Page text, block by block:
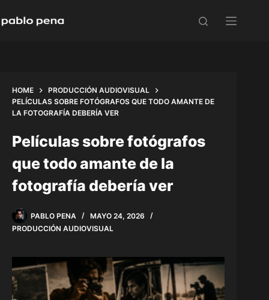
to
HOME
PRODUCCIÓN AUDIOVISUAL
PELÍCULAS SOBRE FOTÓGRAFOS QUE TODO AMANTE DE
LA FOTOGRAFÍA DEBERÍA VER
Películas sobre fotógrafos
que todo amante de la
fotografía debería ver
PABLO PENA
MAYO 24, 2026
PRODUCCIÓN AUDIOVISUAL